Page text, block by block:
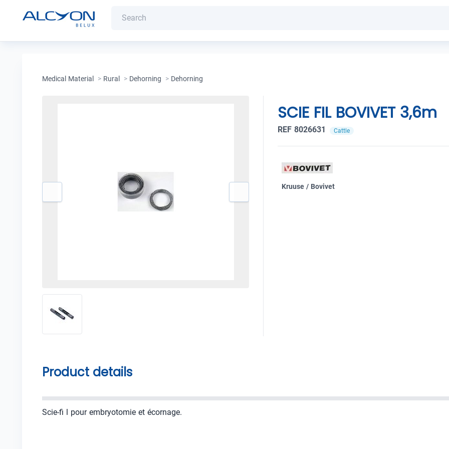
Medical Material > Rural > Dehorning > Dehorning
SCIE FIL BOVIVET 3,6m
REF 8026631 Cattle
Kruuse / Bovivet
Product details
Scie-fi l pour embryotomie et écornage.